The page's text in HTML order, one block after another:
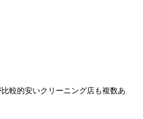
較的安いクリーニング店も複数あ